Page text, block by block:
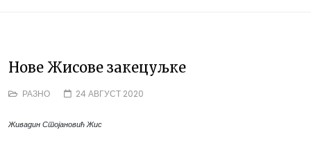
Нове Жисове закецуљке
РАЗНО 24 АВГУСТ 2020
Живадин Стојановић Жис